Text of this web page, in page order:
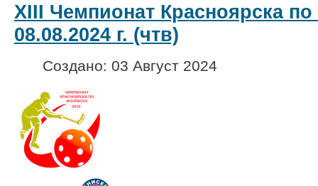
XIII Чемпионат Красноярска
08.08.2024 г. (чтв)
Создано: 03 Август 2024